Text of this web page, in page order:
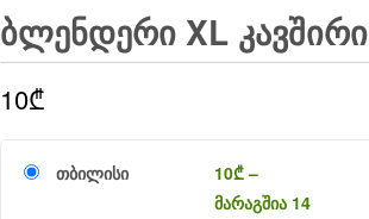
ᲑᲚᲔᲜᲓᲔᲠᲘ XL ᲙᲐᲕᲨᲘᲠᲘ
10₾
თბილისი 10₾–
მარაგშია 14